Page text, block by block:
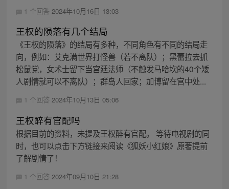
1 个回答 2024年10月16日 13:03
王权的陨落有几个结局
《王权的陨落》的结局有多种，不同角色有不同的结局走
向，例如：艾克满世界打怪兽（若不离队）；黑蕾拉去抓
松鼠党，女术士留下当宫廷法师（不触发马哈坎的40个矮
人剧情就可以不离队）；群岛人回家；加博留在宫中处...
1 个回答 2024年10月13日 05:06
王权醉有官配吗
根据目前的资料，未提及王权醉有官配。 等待电视剧的同
时，也可以点击下方链接来阅读《狐妖小红娘》原著提前
了解剧情了！
1 个回答 2024年09月10日 21:28